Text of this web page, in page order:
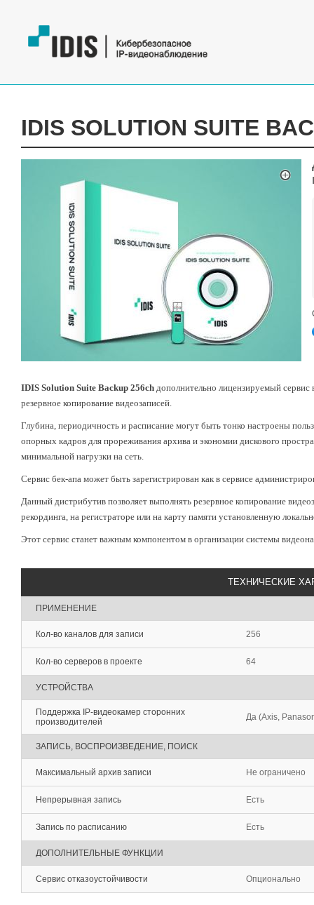
IDIS SOLUTION SUITE
IDIS Solution Suite Backup 256ch дополнительно лицензируемый
резервное копирование видеозаписей.
Глубина, периодичность и расписание могут быть тонко настроены
опорных кадров для прореживания архива и экономии дискового
минимальной нагрузки на сеть.
Сервис бек-апа может быть зарегистрирован как в сервисе
Данный дистрибутив позволяет выполнять резервное копирование
рекординга, на регистраторе или на карту памяти установленную
Этот сервис станет важным компонентом в организации системы
ТЕХНИЧЕСКИЕ
ПРИМЕНЕНИЕ
Кол-во каналов для записи 256
Кол-во серверов в проекте 64
УСТРОЙСТВА
Поддержка IP-видеокамер сторонних
производителей
Да (Axis,
ЗАПИСЬ, ВОСПРОИЗВЕДЕНИЕ, ПОИСК
Максимальный архив записи Не ограничено
Непрерывная запись Есть
Запись по расписанию Есть
ДОПОЛНИТЕЛЬНЫЕ ФУНКЦИИ
Сервис отказоустойчивости Опционально